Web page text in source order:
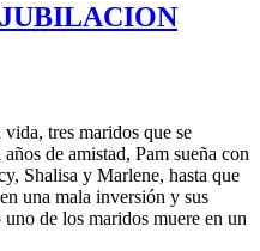
tres maridos que se
de amistad, Pam sueña con
Shalisa y Marlene, hasta que
una mala inversión y sus
uno de los maridos muere en un